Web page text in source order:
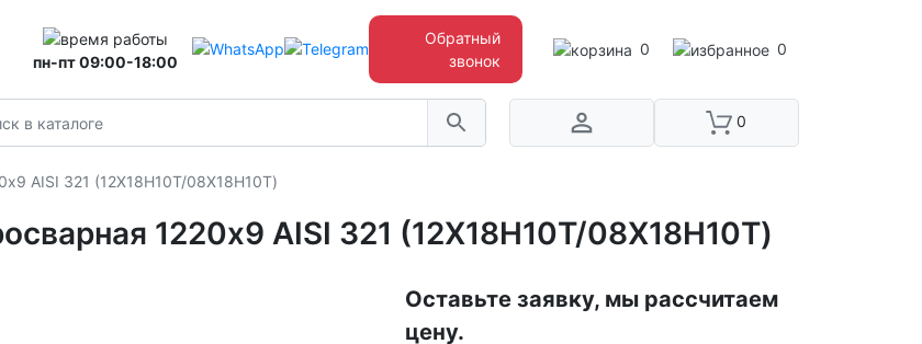
0 0
пн-пт 09:00-18:00
Обратный
звонок
0
AISI 321 (12Х18Н10Т/08Х18Н10Т)
1220х9 AISI 321 (12Х18Н10Т/08Х18Н10Т)
Оставьте заявку, мы рассчитаем
цену.